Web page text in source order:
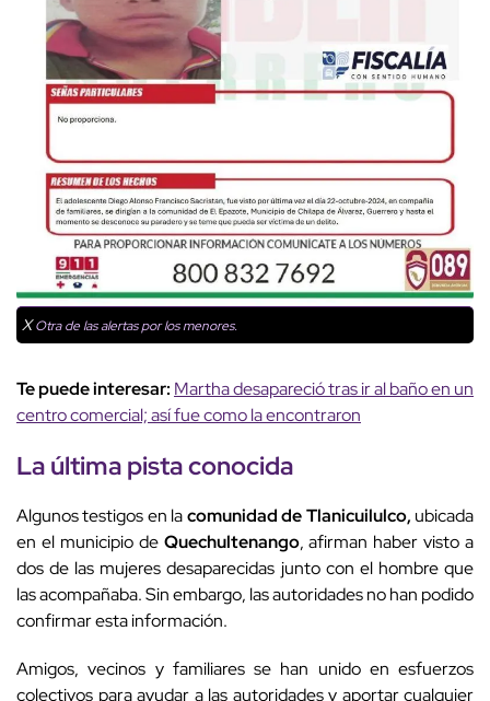
XOtra de las alertas por los menores.
Te puede interesar: Martha desapareció tras ir al baño en un
centro comercial; así fue como la encontraron
La última pista conocida
Algunos testigos en lacomunidad de Tlanicuilulco, ubicada
en el municipio de Quechultenango, afirman haber visto a
dos de las mujeres desaparecidas junto con el hombre que
las acompañaba. Sin embargo, las autoridades no han podido
confirmar esta información.
Amigos, vecinos y familiares se han unido en esfuerzos
colectivos para ayudar a las autoridades y aportar cualquier